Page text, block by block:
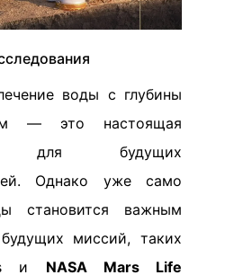
воды с глубины
— это настоящая
для будущих
Однако уже само
становится важным
миссий, таких
и NASA Mars Life